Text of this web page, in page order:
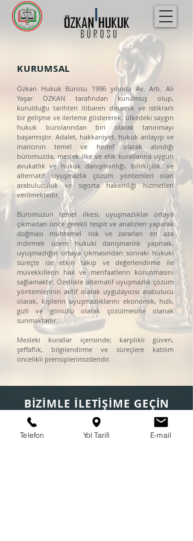
KURUMSAL
Özkan Hukuk Bürosu 1996 yılında Av. Arb. Ali
Yaşar ÖZKAN tarafından kurulmuş olup,
kurulduğu tarihten itibaren dinamik ve istikrarlı
bir gelişme veilerleme göstererek, ülkedeki saygın
hukuk bürolarından biri olarak tanınmayı
başarmıştır. Adalet, hakkaniyet, hukuk anlayışı ve
inancının temel ve hedef olarak alındığı
büromuzda, meslek ilke ve etik kurallarına uygun
avukatlık ve hukuk danışmanlığı, bilirkişilik, ve
alternatif uyuşmazlık çözüm yöntemleri olan
arabuluculuk ve sigorta hakemliği hizmetleri
verilmektedir.
Büromuzun temel ilkesi, uyuşmazlıklar ortaya
çıkmadan önce gerekli tespit ve analizleri yaparak
doğması muhtemel risk ve zararları en aza
indirmek üzere hukuki danışmanlık yapmak,
uyuşmazlığın ortaya çıkmasından sonraki hukuki
süreçte ise etkin takip ve değerlendirme ile
müvekkillerin hak ve menfaatlerin korunmasını
sağlamaktır. Özellikle alternatif uyuşmazlık çözüm
yöntemlerinin aktif olarak uygulayıcısı arabulucu
olarak, kişilerin uyuşmazlıklarını ekonomik, hızlı,
gizli ve gönüllü olarak çözülmesine olanak
sunmaktadır.
Mesleki kurallar içerisinde; karşılıklı güven,
şeffaflık, bilgilendirme ve süreçlere katılım
öncelikli prensiplerimizdendir.
BİZİMLE İLETİŞİME GEÇİN
Adres:
Telefon Yol Tarifi E-mail